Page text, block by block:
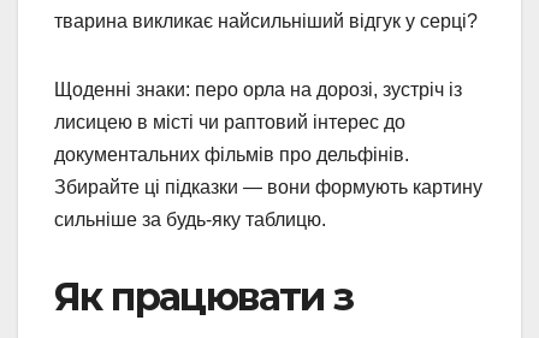
тварина викликає найсильніший відгук у серці?
Щоденні знаки: перо орла на дорозі, зустріч із
лисицею в місті чи раптовий інтерес до
документальних фільмів про дельфінів.
Збирайте ці підказки — вони формують картину
сильніше за будь-яку таблицю.
Як працювати з